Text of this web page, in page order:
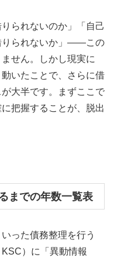
られないのか」「自己
りられないか」——この
せん。しかし現実に
いたことで、さらに借
大半です。まずここで
把握することが、脱出
までの年数一覧表
った債務整理を行う
）に「異動情報